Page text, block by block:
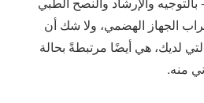
الجهاز الهضمي، ولا شك أن
لديك، هي أيضًا مرتبطةً بحالة
منه.